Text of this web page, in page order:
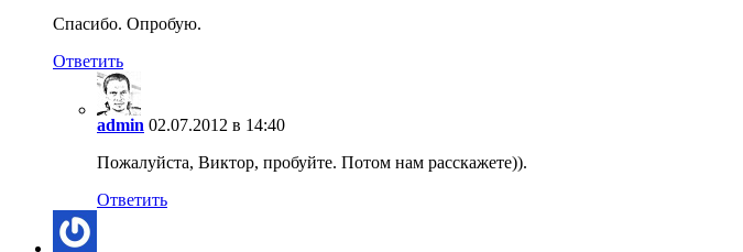
Спасибо. Опробую.
Ответить
admin 02.07.2012 в 14:40
Пожалуйста, Виктор, пробуйте. Потом нам расскажете)).
Ответить